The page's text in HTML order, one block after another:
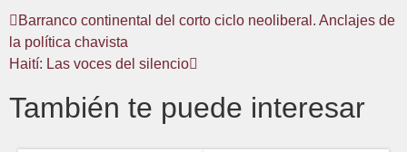
Barranco continental del corto ciclo neoliberal. Anclajes de
la política chavista
Haití: Las voces del silencio
También te puede interesar